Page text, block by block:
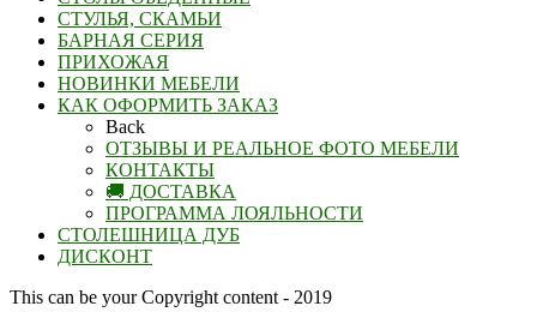
СТУЛЬЯ, СКАМЬИ
БАРНАЯ СЕРИЯ
ПРИХОЖАЯ
НОВИНКИ МЕБЕЛИ
КАК ОФОРМИТЬ ЗАКАЗ
Back
ОТЗЫВЫ И РЕАЛЬНОЕ ФОТО МЕБЕЛИ
КОНТАКТЫ
🚚 ДОСТАВКА
ПРОГРАММА ЛОЯЛЬНОСТИ
СТОЛЕШНИЦА ДУБ
ДИСКОНТ
This can be your Copyright content - 2019